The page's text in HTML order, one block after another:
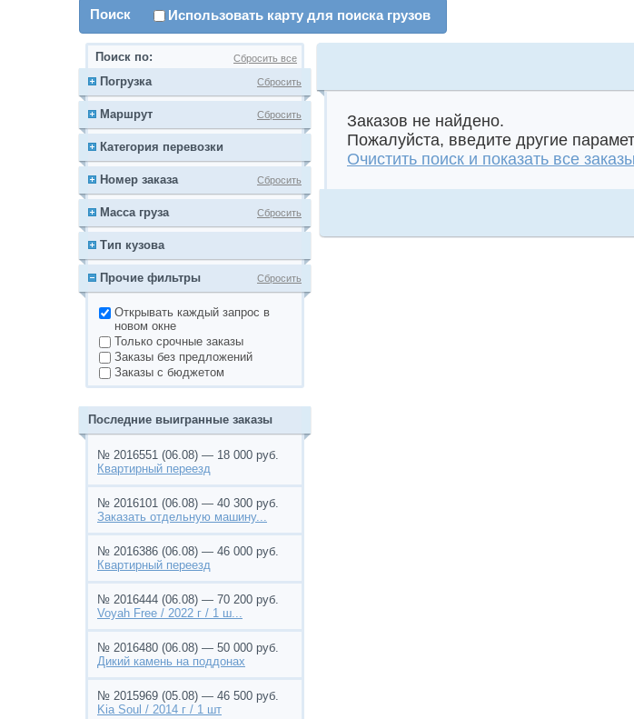
Поиск Использовать карту для поиска грузов
Поиск по: Сбросить все
Погрузка Сбросить
Маршрут Сбросить
Категория перевозки
Номер заказа Сбросить
Масса груза Сбросить
Тип кузова
Прочие фильтры Сбросить
Открывать каждый запрос в
новом окне
Только срочные заказы
Заказы без предложений
Заказы с бюджетом
Последние выигранные заказы
№ 2016551 (06.08) — 18 000 руб.
Квартирный переезд
№ 2016101 (06.08) — 40 300 руб.
Заказать отдельную машину...
№ 2016386 (06.08) — 46 000 руб.
Квартирный переезд
№ 2016444 (06.08) — 70 200 руб.
Voyah Free / 2022 г / 1 ш...
№ 2016480 (06.08) — 50 000 руб.
Дикий камень на поддонах
№ 2015969 (05.08) — 46 500 руб.
Kia Soul / 2014 г / 1 шт
Заказов не найдено.
Пожалуйста, введите другие
Очистить поиск и показать все заказы